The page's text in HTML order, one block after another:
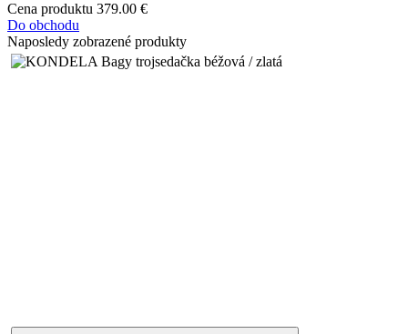
Cena produktu 379.00 €
Do obchodu
Naposledy zobrazené produkty